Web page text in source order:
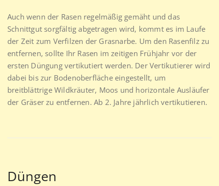
Auch wenn der Rasen regelmäßig gemäht und das
Schnittgut sorgfältig abgetragen wird, kommt es im Laufe
der Zeit zum Verfilzen der Grasnarbe. Um den Rasenfilz zu
entfernen, sollte Ihr Rasen im zeitigen Frühjahr vor der
ersten Düngung vertikutiert werden. Der Vertikutierer wird
dabei bis zur Bodenoberfläche eingestellt, um
breitblättrige Wildkräuter, Moos und horizontale Ausläufer
der Gräser zu entfernen. Ab 2. Jahre jährlich vertikutieren.
Düngen